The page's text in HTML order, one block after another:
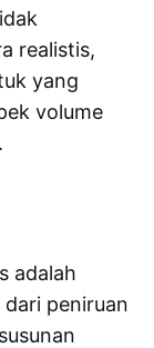
realistis,
yang
volume
adalah
peniruan